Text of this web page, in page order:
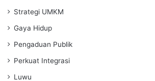
Strategi UMKM
Gaya Hidup
Pengaduan Publik
Perkuat Integrasi
Luwu